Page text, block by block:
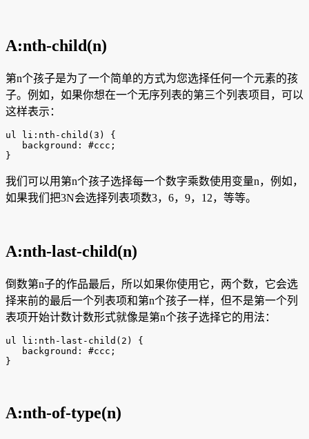
A:nth-child(n)
第n个孩子是为了一个简单的方式为您选择任何一个元素的孩
子。例如，如果你想在一个无序列表的第三个列表项目，可以
这样表示：
ul li:nth-child(3) {
   background: #ccc;
}
我们可以用第n个孩子选择每一个数字乘数使用变量n，例如，
如果我们把3N会选择列表项数3，6，9，12，等等。
A:nth-last-child(n)
倒数第n子的作品最后，所以如果你使用它，两个数，它会选
择来前的最后一个列表项和第n个孩子一样，但不是第一个列
表项开始计数计数形式就像是第n个孩子选择它的用法：
ul li:nth-last-child(2) {
   background: #ccc;
}
A:nth-of-type(n)